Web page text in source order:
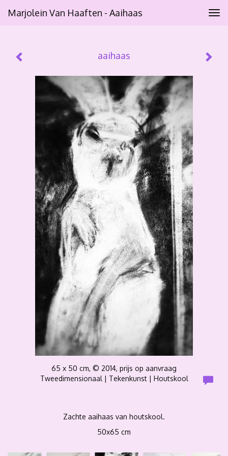
Marjolein Van Haaften - Aaihaas
aaihaas
65 x 50 cm, © 2014, prijs op aanvraag
Tweedimensionaal | Tekenkunst | Houtskool
Zachte aaihaas van houtskool.
50x65 cm